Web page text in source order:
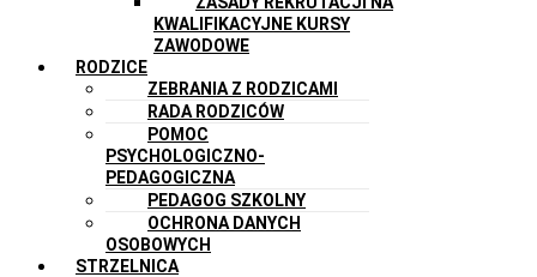
KWALIFIKACYJNE KURSY
ZAWODOWE
RODZICE
ZEBRANIA Z RODZICAMI
RADA RODZICÓW
POMOC
PSYCHOLOGICZNO-
PEDAGOGICZNA
PEDAGOG SZKOLNY
OCHRONA DANYCH
OSOBOWYCH
STRZELNICA